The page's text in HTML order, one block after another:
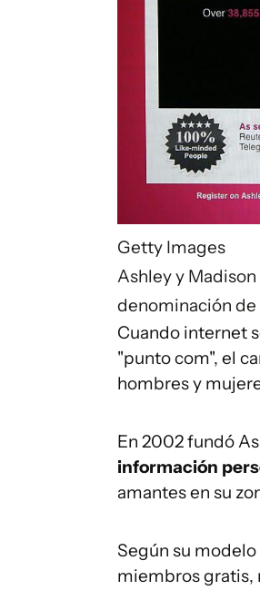
Getty Images
Ashley y
denominación de
Cuando internet
"punto com", el
hombres y
En 2002 fundó
información
amantes en su
Según su
miembros gratis,